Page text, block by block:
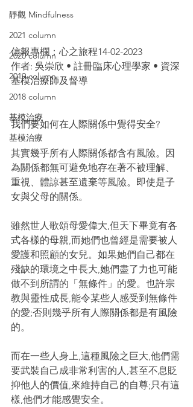
靜觀 Mindfulness
2021 column
2020 column
2019 column
2018 column
基模治療
基模治療
信報專欄：心之旅程14-02-2023
作者: 吳崇欣 • 註冊臨床心理學家 • 資深
基模治療師及督導
我們要如何在人際關係中覺得安全?
其實幾乎所有人際關係都含有風險。因
為關係都無可避免地存在著不被理解、
重視、體諒甚至遺棄等風險。即使是子
女與父母的關係。
雖然世人歌頌母愛偉大,但天下畢竟有各
式各樣的母親,而她們也曾經是需要被人
愛護和照顧的女兒。如果她們自己都在
殘缺的環境之中長大,她們盡了力也可能
做不到所謂的「無條件」的愛。也許宗
教與靈性成長,能令某些人感受到無條件
的愛;否則幾乎所有人際關係都是有風險
的。
而在一些人身上,這種風險之巨大,他們需
要武裝自己成非常利害的人,甚至不息貶
抑他人的價值,來維持自己的自尊;只有這
樣,他們才能感覺安全。